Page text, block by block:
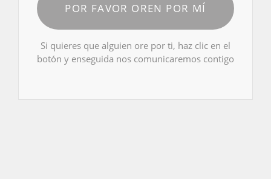
POR FAVOR OREN POR MÍ
Si quieres que alguien ore por ti, haz clic en el
botón y enseguida nos comunicaremos contigo